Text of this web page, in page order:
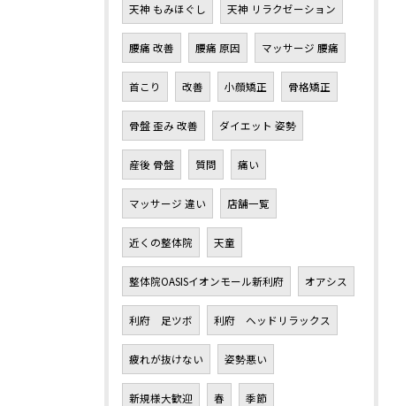
天神 もみほぐし 天神 リラクゼーション
腰痛 改善 腰痛 原因 マッサージ 腰痛
首こり 改善 小顔矯正 骨格矯正
骨盤 歪み 改善 ダイエット 姿勢
産後 骨盤 質問 痛い
マッサージ 違い 店舗一覧
近くの整体院 天童
整体院OASISイオンモール新利府 オアシス
利府 足ツボ 利府 ヘッドリラックス
疲れが抜けない 姿勢悪い
新規様大歓迎 春 季節